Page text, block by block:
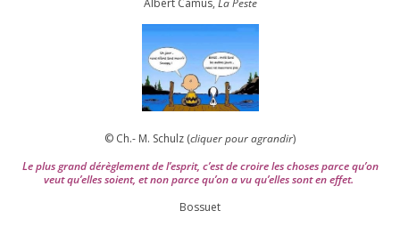
© Ch.- M. Schulz (cli­quer pour agran­dir)
Le plus grand dérè­gle­ment de l’es­prit, c’est de croire les choses parce qu’on
veut qu’elles soient, et non parce qu’on a vu qu’elles sont en effet.
Bossuet